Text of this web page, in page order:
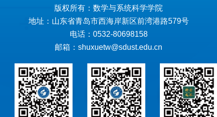
版权所有：数学与系统科学学院
地址：山东省青岛市西海岸新区前湾港路579号
电话：0532-80698158
邮箱：shuxuetw@sdust.edu.cn